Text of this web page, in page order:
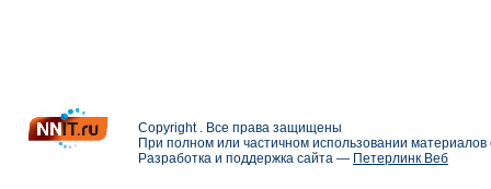
Copyright . Все права защищены
При полном или частичном использовании
Разработка и поддержка сайта — Петерлинк Веб